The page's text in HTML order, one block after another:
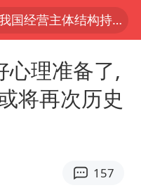
上半年我国经营主体结构持续优化
棘2026》阵容官宣
上或致京津冀暴雨
缘横滨赛决赛
心理准备了,
将再次历史
157